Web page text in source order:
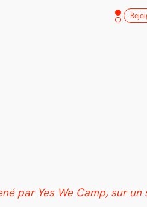
par Yes We Camp, sur un